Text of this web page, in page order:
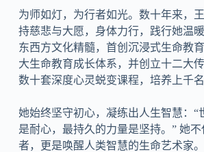
为师如灯，为行者如光。数十年来，
持慈悲与大愿，身体力行，践行她温
东西方文化精髓，首创沉浸式生命教
大生命教育成长体系，并创立十二大
数十套深度心灵蜕变课程，培养上千名
她始终坚守初心，凝练出人生智慧：“
是耐心，最持久的力量是坚持。” 她
者，更是唤醒人类智慧的生命艺术家。